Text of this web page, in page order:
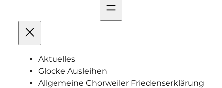
Aktuelles
Glocke Ausleihen
Allgemeine Chorweiler Friedenserklärung